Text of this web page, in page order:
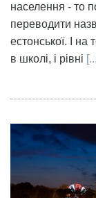
населення - то
переводити
естонської. І на
в школі, і рівні